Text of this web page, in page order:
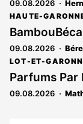
09.08.2026
HAUTE-
09.08.2026
LOT-ET-
Parfums
09.08.2026